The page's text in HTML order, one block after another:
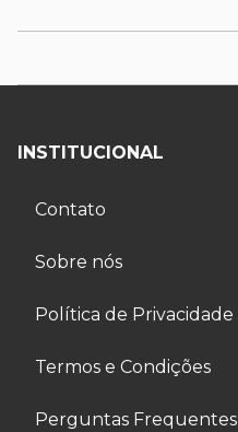
INSTITUCIONAL
Contato
Sobre nós
Política de Privacidade
Termos e Condições
Perguntas Frequentes